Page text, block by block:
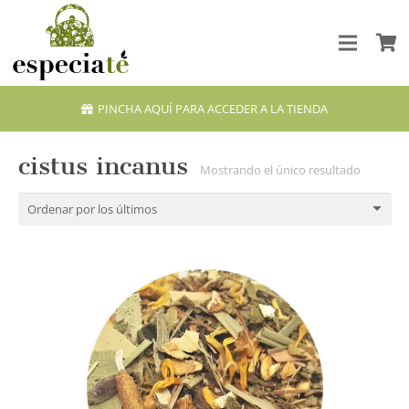
PINCHA AQUÍ PARA ACCEDER A LA TIENDA
cistus incanus Mostrando el único resultado